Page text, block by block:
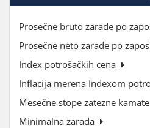
Prosečne bruto zarade po
Prosečne neto zarade po
Index potrošačkih cena
Inflacija merena Indexom
Mesečne stope zatezne kamate
Minimalna zarada